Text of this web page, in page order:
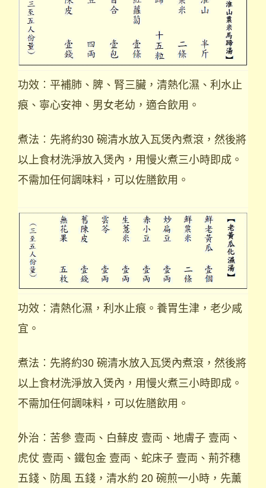
功效︰平補肺、脾、腎三臟，清熱化濕、利水止
痕、寧心安神、男女老幼，適合飲用。
煮法︰先將約30 碗清水放入瓦煲內煮滾，然後將
以上食材洗淨放入煲內，用慢火煮三小時即成。
不需加任何調味料，可以佐膳飲用。
功效︰清熱化濕，利水止痕。養胃生津，老少咸
宜。
煮法︰先將約30 碗清水放入瓦煲內煮滾，然後將
以上食材洗淨放入煲內，用慢火煮三小時即成。
不需加任何調味料，可以佐膳飲用。
外治︰苦參 壹両、白蘚皮 壹両、地膚子 壹両、
虎仗 壹両、鐵包金 壹両、蛇床子 壹両、荊芥穗
五錢、防風 五錢，清水約 20 碗煎一小時，先薰